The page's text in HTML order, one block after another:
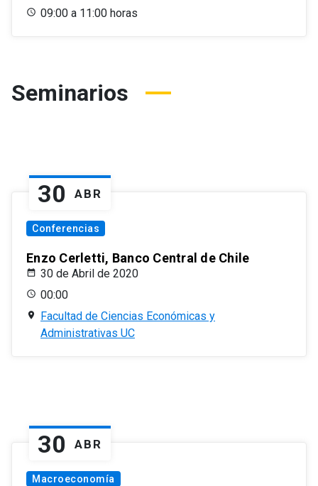
09:00 a 11:00 horas
Seminarios
30 ABR
Conferencias
Enzo Cerletti, Banco Central de Chile
30 de Abril de 2020
00:00
Facultad de Ciencias Económicas y
Administrativas UC
30 ABR
Macroeconomía